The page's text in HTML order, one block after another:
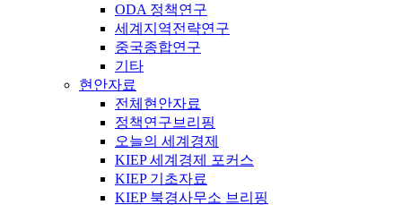
ODA 정책연구
세계지역전략연구
중국종합연구
기타
현안자료
전체현안자료
정책연구브리핑
오늘의 세계경제
KIEP 세계경제 포커스
KIEP 기초자료
KIEP 북경사무소 브리핑